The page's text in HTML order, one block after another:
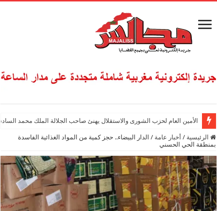
الأمين العام لحزب الشورى والاستقلال يهنئ صاحب الجلالة الملك محمد
الرئيسية / أخبار عامة / الدار البيضاء.. حجز كمية من المواد الغذائية الفاسدة
بمنطقة الحي الحسني